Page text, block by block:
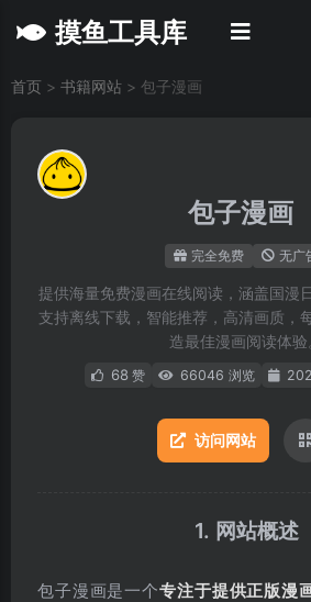
摸鱼工具库
首页 > 书籍网站 > 包子漫画
包子漫画
完全免费 无广
提供海量免费漫画在线阅读，涵盖国漫
支持离线下载，智能推荐，高清画质，
造最佳漫画阅读体验
68 赞 66046 浏览
访问网站
1. 网站概述
包子漫画是一个专注于提供正版漫